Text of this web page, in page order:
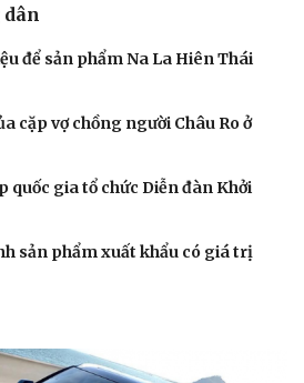
để sản phẩm Na La Hiên Thái
cặp vợ chồng người Châu Ro ở
quốc gia tổ chức Diễn đàn Khởi
sản phẩm xuất khẩu có giá trị